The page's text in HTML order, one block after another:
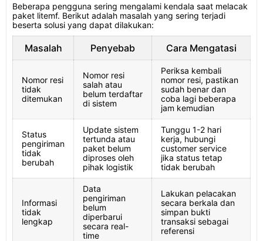
Beberapa pengguna sering mengalami kendala saat melacak
paket litemf. Berikut adalah masalah yang sering terjadi
beserta solusi yang dapat dilakukan:
Masalah Penyebab Cara Mengatasi
Nomor resi
tidak
ditemukan
Nomor resi
salah atau
belum terdaftar
di sistem
Periksa kembali
nomor resi, pastikan
sudah benar dan
coba lagi beberapa
jam kemudian
Status
pengiriman
tidak
berubah
Update sistem
tertunda atau
paket belum
diproses oleh
pihak logistik
Tunggu 1-2 hari
kerja, hubungi
customer service
jika status tetap
tidak berubah
Informasi
tidak
lengkap
Data
pengiriman
belum
diperbarui
secara real-
time
Lakukan pelacakan
secara berkala dan
simpan bukti
transaksi sebagai
referensi